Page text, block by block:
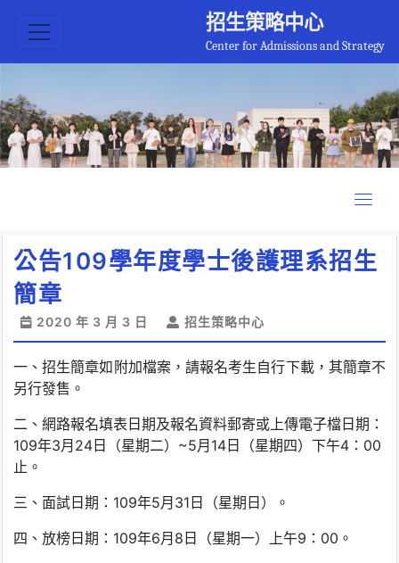
招生策略中心
Center for Admissions and Strategy
公告109學年度學士後護理系招生
簡章
2020 年 3 月 3 日 招生策略中心
一、招生簡章如附加檔案，請報名考生自行下載，其簡章不
另行發售。
二、網路報名填表日期及報名資料郵寄或上傳電子檔日期：
109年3月24日（星期二） ~5月14日（星期四）下午4 ： 00
止。
三、面試日期： 109年5月31日（星期日）。
四、放榜日期： 109年6月8日（星期一）上午9 ： 00 。